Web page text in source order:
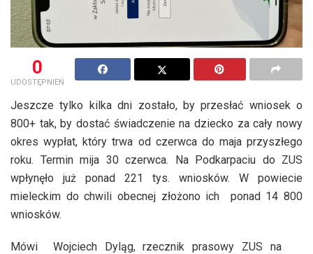
0
UDOSTĘPNIEŃ
Jeszcze tylko kilka dni zostało, by przesłać wniosek o
800+ tak, by dostać świadczenie na dziecko za cały nowy
okres wypłat, który trwa od czerwca do maja przyszłego
roku. Termin mija 30 czerwca. Na Podkarpaciu do ZUS
wpłynęło już ponad 221 tys. wniosków. W powiecie
mieleckim do chwili obecnej złożono ich ponad 14 800
wniosków.
Mówi Wojciech Dyląg, rzecznik prasowy ZUS na